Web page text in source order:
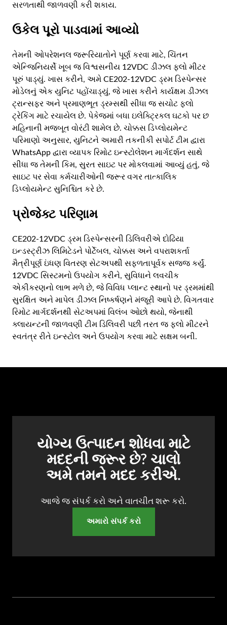
સરળતાથી જાળવણી કરી શકાય.
ઉકેલ પૂરો પાડવામાં આવ્યો
તેમની ઓપરેશનલ જરૂરિયાતોને પૂર્ણ કરવા માટે, ચિંતન
એન્જિનિયર્સે ખૂબ જ વિશ્વસનીય 12VDC ડીઝલ ફ્લો મીટર
પૂરું પાડ્યું. ખાસ કરીને, અમે CE202-12VDC ડ્રમ ડિસ્પેન્સર
મોડેલનું એક યુનિટ પહોંચાડ્યું, જે ખાસ કરીને કાર્યક્ષમ ડીઝલ
ટ્રાન્સફર અને પ્રમાણભૂત ડ્રમ્સથી સીધા જ સચોટ ફ્લો
ટ્રેકિંગ માટે રચાયેલ છે. પેકેજમાં બધા ઇલેક્ટ્રિકલ ઘટકો પર છ
મહિનાની મજબૂત વોરંટી શામેલ છે. ચોક્કસ ડિપ્લોયમેન્ટ
પરિમાણો અનુસાર, યુનિટને અમારી તકનીકી સપોર્ટ ટીમ દ્વારા
WhatsApp દ્વારા વ્યાપક રિમોટ ઇન્સ્ટોલેશન માર્ગદર્શન સાથે
સીધા જ તેમની કિમ, સુરત સાઇટ પર મોકલવામાં આવ્યું હતું, જે
સાઇટ પર સેવા કર્મચારીઓની જરૂર વગર તાત્કાલિક
ડિપ્લોયમેન્ટ સુનિશ્ચિત કરે છે.
પ્રોજેક્ટ પરિણામ
CE202-12VDC ડ્રમ ડિસ્પેન્સરની ડિલિવરીએ દોઢિયા
ઇન્ડસ્ટ્રીઝ લિમિટેડને પોર્ટેબલ, ચોક્કસ અને વપરાશકર્તા
મૈત્રીપૂર્ણ ઇંધણ વિતરણ સેટઅપથી સફળતાપૂર્વક સજ્જ કર્યું.
12VDC સિસ્ટમનો ઉપયોગ કરીને, સુવિધાને લવચીક
એકીકરણનો લાભ મળે છે, જે વિવિધ પ્લાન્ટ સ્થાનો પર ડ્રમમાંથી
સુરક્ષિત અને માપેલ ડીઝલ નિષ્કર્ષણને મંજૂરી આપે છે. વિગતવાર
રિમોટ માર્ગદર્શનથી સેટઅપમાં વિલંબ ઓછો થયો, જેનાથી
ક્લાયન્ટની જાળવણી ટીમ ડિલિવરી પછી તરત જ ફ્લો મીટરને
સ્વતંત્ર રીતે ઇન્સ્ટોલ અને ઉપયોગ કરવા માટે સક્ષમ બની.
યોગ્ય ઉત્પાદન શોધવા માટે
મદદની જરૂર છે? ચાલો
અમે તમને મદદ કરીએ.
આજે જ સંપર્ક કરો અને વાતચીત શરૂ કરો.
અમારો સંપર્ક કરો